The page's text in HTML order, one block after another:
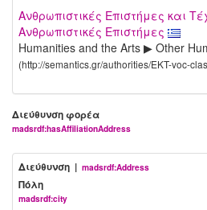
Ανθρωπιστικές Επιστήμες και
Ανθρωπιστικές Επιστήμες
Humanities and the Arts ▶ Other
(http://semantics.gr/authorities/EKT-voc-
Διεύθυνση φορέα
madsrdf:hasAffiliationAddress
Διεύθυνση | madsrdf:Address
Πόλη
madsrdf:city